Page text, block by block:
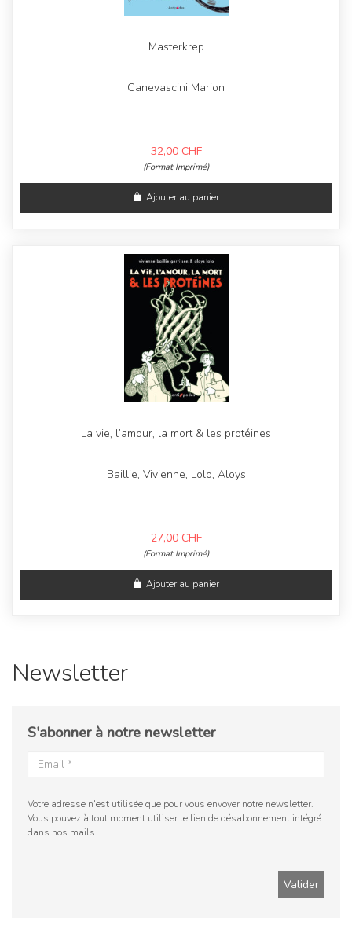
Masterkrep
Canevascini Marion
32,00 CHF
(Format Imprimé)
Ajouter au panier
La vie, l’amour, la mort & les protéines
Baillie, Vivienne, Lolo, Aloys
27,00 CHF
(Format Imprimé)
Ajouter au panier
Newsletter
S'abonner à notre newsletter
Votre adresse n'est utilisée que pour vous envoyer notre newsletter.
Vous pouvez à tout moment utiliser le lien de désabonnement intégré
dans nos mails.